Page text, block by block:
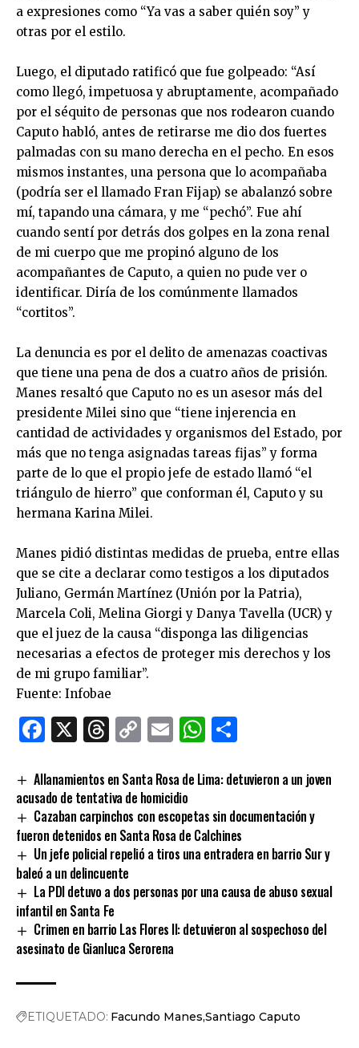
a expresiones como “Ya vas a saber quién soy” y
otras por el estilo.
Luego, el diputado ratificó que fue golpeado: “Así
como llegó, impetuosa y abruptamente, acompañado
por el séquito de personas que nos rodearon cuando
Caputo habló, antes de retirarse me dio dos fuertes
palmadas con su mano derecha en el pecho. En esos
mismos instantes, una persona que lo acompañaba
(podría ser el llamado Fran Fijap) se abalanzó sobre
mí, tapando una cámara, y me “pechó”. Fue ahí
cuando sentí por detrás dos golpes en la zona renal
de mi cuerpo que me propinó alguno de los
acompañantes de Caputo, a quien no pude ver o
identificar. Diría de los comúnmente llamados
“cortitos”.
La denuncia es por el delito de amenazas coactivas
que tiene una pena de dos a cuatro años de prisión.
Manes resaltó que Caputo no es un asesor más del
presidente Milei sino que “tiene injerencia en
cantidad de actividades y organismos del Estado, por
más que no tenga asignadas tareas fijas” y forma
parte de lo que el propio jefe de estado llamó “el
triángulo de hierro” que conforman él, Caputo y su
hermana Karina Milei.
Manes pidió distintas medidas de prueba, entre ellas
que se cite a declarar como testigos a los diputados
Juliano, Germán Martínez (Unión por la Patria),
Marcela Coli, Melina Giorgi y Danya Tavella (UCR) y
que el juez de la causa “disponga las diligencias
necesarias a efectos de proteger mis derechos y los
de mi grupo familiar”.
Fuente: Infobae
Facebook
X Threads
CopyEmailWhatsApp
Allanamientos en Santa Rosa de Lima: detuvieron a un joven
acusado de tentativa de homicidio
Cazaban carpinchos con escopetas sin documentación y
fueron detenidos en Santa Rosa de Calchines
Un jefe policial repelió a tiros una entradera en barrio Sur y
baleó a un delincuente
La PDI detuvo a dos personas por una causa de abuso sexual
infantil en Santa Fe
Crimen en barrio Las Flores II: detuvieron al sospechoso del
asesinato de Gianluca Serorena
ETIQUETADO: Facundo Manes Santiago Caputo